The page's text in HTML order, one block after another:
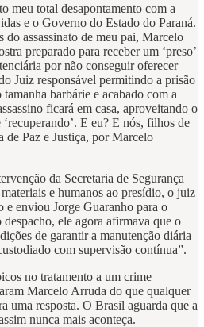
meu total desapontamento com a
e o Governo do Estado do Paraná.
do assassinato de meu pai, Marcelo
preparado para receber um ‘preso’
por não conseguir oferecer
Juiz responsável permitindo a prisão
barbárie e acabado com a
ficará em casa, aproveitando o
E eu? E nós, filhos de
de Paz e Justiça, por Marcelo
da Secretaria de Segurança
e humanos ao presídio, o juiz
e enviou Jorge Guaranho para o
ele agora afirmava que o
de garantir a manutenção diária
com supervisão contínua”.
no tratamento a um crime
Marcelo Arruda do que qualquer
uma resposta. O Brasil aguarda que a
nunca mais aconteça.